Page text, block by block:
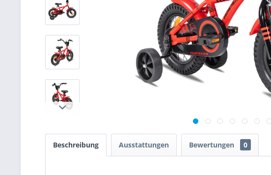
Beschreibung Ausstattungen Bewertungen 0